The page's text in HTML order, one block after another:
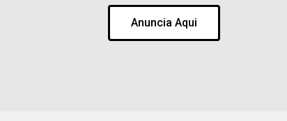
Anuncia Aqui